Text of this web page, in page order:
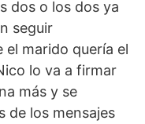
dos o los dos ya
seguir
el marido quería el
lo va a firmar
más y se
de los mensajes